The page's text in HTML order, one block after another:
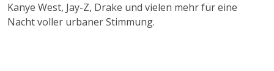
Kanye West, Jay-Z, Drake und vielen mehr für eine
Nacht voller urbaner Stimmung.